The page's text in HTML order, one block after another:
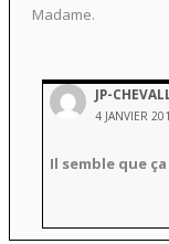
Madame.
JP-
4 JANVIER
Il semble que